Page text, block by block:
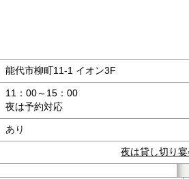
能代市柳町11-1 イオン3F
11：00～15：00
夜は予約対応
あり
夜は貸し切り